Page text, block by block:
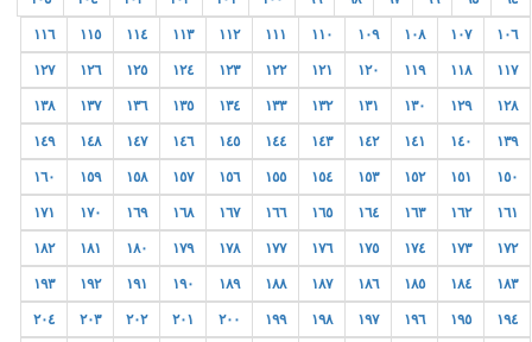
١٠٦ ١٠٧ ١٠٨ ١٠٩ ١١٠ ١١١ ١١٢ ١١٣ ١١٤ ١١٥ ١١٦
١١٧ ١١٨ ١١٩ ١٢٠ ١٢١ ١٢٢ ١٢٣ ١٢٤ ١٢٥ ١٢٦ ١٢٧
١٢٨ ١٢٩ ١٣٠ ١٣١ ١٣٢ ١٣٣ ١٣٤ ١٣٥ ١٣٦ ١٣٧ ١٣٨
١٣٩ ١٤٠ ١٤١ ١٤٢ ١٤٣ ١٤٤ ١٤٥ ١٤٦ ١٤٧ ١٤٨ ١٤٩
١٥٠ ١٥١ ١٥٢ ١٥٣ ١٥٤ ١٥٥ ١٥٦ ١٥٧ ١٥٨ ١٥٩ ١٦٠
١٦١ ١٦٢ ١٦٣ ١٦٤ ١٦٥ ١٦٦ ١٦٧ ١٦٨ ١٦٩ ١٧٠ ١٧١
١٧٢ ١٧٣ ١٧٤ ١٧٥ ١٧٦ ١٧٧ ١٧٨ ١٧٩ ١٨٠ ١٨١ ١٨٢
١٨٣ ١٨٤ ١٨٥ ١٨٦ ١٨٧ ١٨٨ ١٨٩ ١٩٠ ١٩١ ١٩٢ ١٩٣
١٩٤ ١٩٥ ١٩٦ ١٩٧ ١٩٨ ١٩٩ ٢٠٠ ٢٠١ ٢٠٢ ٢٠٣ ٢٠٤